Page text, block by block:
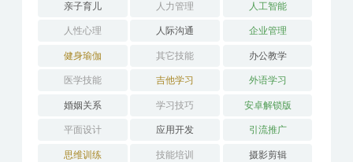
亲子育儿 人力管理 人工智能
人性心理 人际沟通 企业管理
健身瑜伽 其它技能 办公教学
医学技能 吉他学习 外语学习
婚姻关系 学习技巧 安卓解锁版
平面设计 应用开发 引流推广
思维训练 技能培训 摄影剪辑